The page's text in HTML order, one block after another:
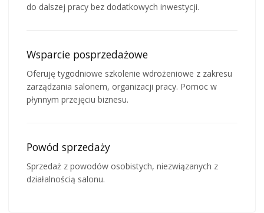
do dalszej pracy bez dodatkowych inwestycji.
Wsparcie posprzedażowe
Oferuję tygodniowe szkolenie wdrożeniowe z zakresu
zarządzania salonem, organizacji pracy. Pomoc w
płynnym przejęciu biznesu.
Powód sprzedaży
Sprzedaż z powodów osobistych, niezwiązanych z
działalnością salonu.